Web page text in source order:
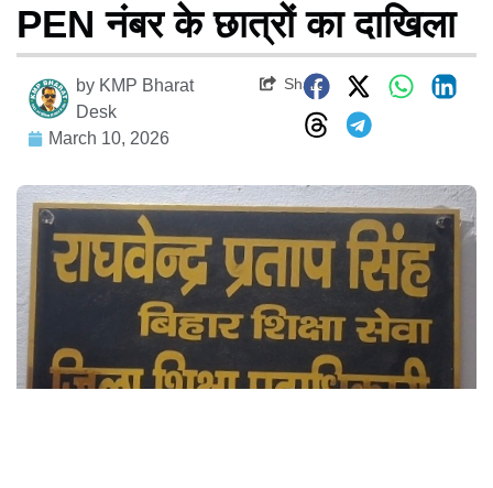
PEN नंबर के छात्रों का दाखिला
by KMP Bharat
Desk
March 10, 2026
Share